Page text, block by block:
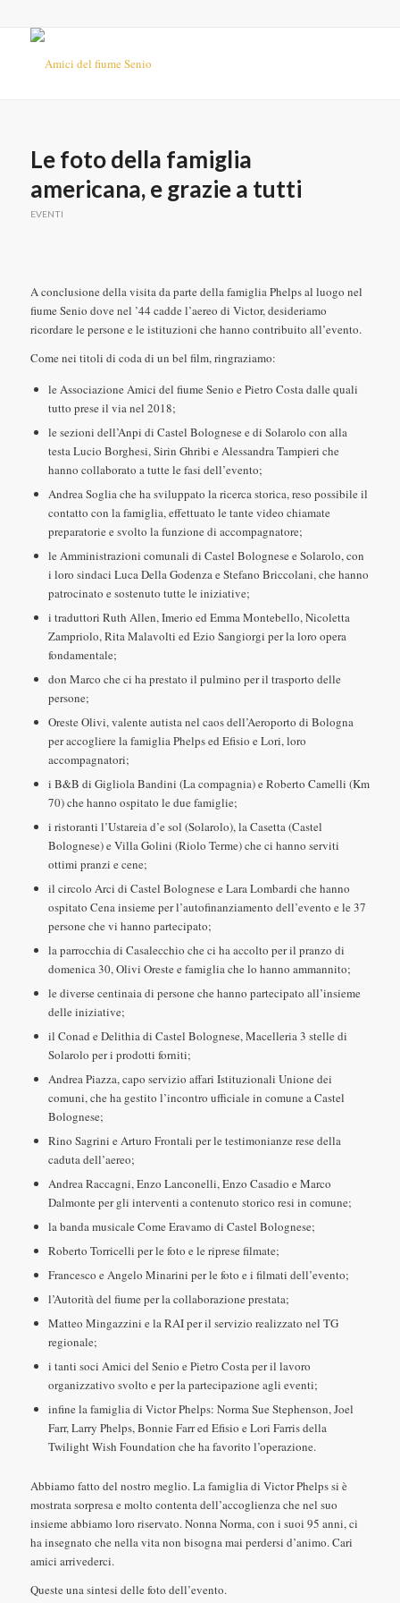
Le foto della famiglia
americana, e grazie a tutti
EVENTI
A conclusione della visita da parte della famiglia Phelps al luogo nel
fiume Senio dove nel ’44 cadde l’aereo di Victor, desideriamo
ricordare le persone e le istituzioni che hanno contribuito all’evento.
Come nei titoli di coda di un bel film, ringraziamo:
le Associazione Amici del fiume Senio e Pietro Costa dalle quali
tutto prese il via nel 2018;
le sezioni dell’Anpi di Castel Bolognese e di Solarolo con alla
testa Lucio Borghesi, Sirin Ghribi e Alessandra Tampieri che
hanno collaborato a tutte le fasi dell’evento;
Andrea Soglia che ha sviluppato la ricerca storica, reso possibile il
contatto con la famiglia, effettuato le tante video chiamate
preparatorie e svolto la funzione di accompagnatore;
le Amministrazioni comunali di Castel Bolognese e Solarolo, con
i loro sindaci Luca Della Godenza e Stefano Briccolani, che hanno
patrocinato e sostenuto tutte le iniziative;
i traduttori Ruth Allen, Imerio ed Emma Montebello, Nicoletta
Zampriolo, Rita Malavolti ed Ezio Sangiorgi per la loro opera
fondamentale;
don Marco che ci ha prestato il pulmino per il trasporto delle
persone;
Oreste Olivi, valente autista nel caos dell’Aeroporto di Bologna
per accogliere la famiglia Phelps ed Efisio e Lori, loro
accompagnatori;
i B&B di Gigliola Bandini (La compagnia) e Roberto Camelli (Km
70) che hanno ospitato le due famiglie;
i ristoranti l’Ustareia d’e sol (Solarolo), la Casetta (Castel
Bolognese) e Villa Golini (Riolo Terme) che ci hanno serviti
ottimi pranzi e cene;
il circolo Arci di Castel Bolognese e Lara Lombardi che hanno
ospitato Cena insieme per l’autofinanziamento dell’evento e le 37
persone che vi hanno partecipato;
la parrocchia di Casalecchio che ci ha accolto per il pranzo di
domenica 30, Olivi Oreste e famiglia che lo hanno ammannito;
le diverse centinaia di persone che hanno partecipato all’insieme
delle iniziative;
il Conad e Delithia di Castel Bolognese, Macelleria 3 stelle di
Solarolo per i prodotti forniti;
Andrea Piazza, capo servizio affari Istituzionali Unione dei
comuni, che ha gestito l’incontro ufficiale in comune a Castel
Bolognese;
Rino Sagrini e Arturo Frontali per le testimonianze rese della
caduta dell’aereo;
Andrea Raccagni, Enzo Lanconelli, Enzo Casadio e Marco
Dalmonte per gli interventi a contenuto storico resi in comune;
la banda musicale Come Eravamo di Castel Bolognese;
Roberto Torricelli per le foto e le riprese filmate;
Francesco e Angelo Minarini per le foto e i filmati dell’evento;
l’Autorità del fiume per la collaborazione prestata;
Matteo Mingazzini e la RAI per il servizio realizzato nel TG
regionale;
i tanti soci Amici del Senio e Pietro Costa per il lavoro
organizzativo svolto e per la partecipazione agli eventi;
infine la famiglia di Victor Phelps: Norma Sue Stephenson, Joel
Farr, Larry Phelps, Bonnie Farr ed Efisio e Lori Farris della
Twilight Wish Foundation che ha favorito l’operazione.
Abbiamo fatto del nostro meglio. La famiglia di Victor Phelps si è
mostrata sorpresa e molto contenta dell’accoglienza che nel suo
insieme abbiamo loro riservato. Nonna Norma, con i suoi 95 anni, ci
ha insegnato che nella vita non bisogna mai perdersi d’animo. Cari
amici arrivederci.
Queste una sintesi delle foto dell’evento.